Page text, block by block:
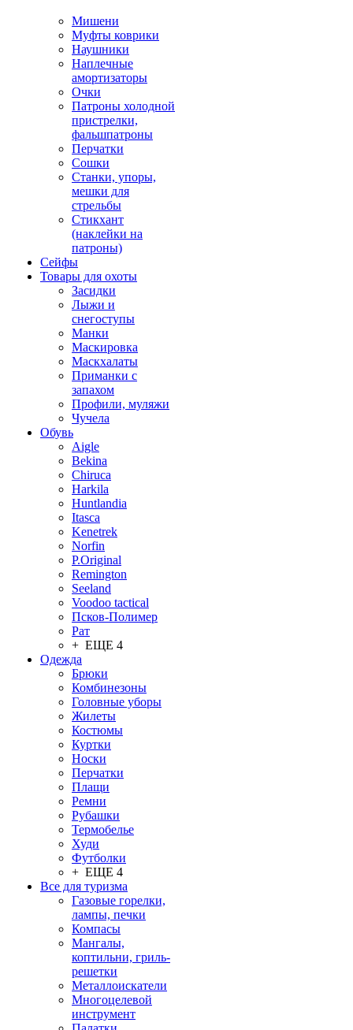
Мишени
Муфты коврики
Наушники
Наплечные
амортизаторы
Очки
Патроны холодной
пристрелки,
фальшпатроны
Перчатки
Сошки
Станки, упоры,
мешки для
стрельбы
Стикхант
(наклейки на
патроны)
Сейфы
Товары для охоты
Засидки
Лыжи и
снегоступы
Манки
Маскировка
Маскхалаты
Приманки с
запахом
Профили, муляжи
Чучела
Обувь
Aigle
Bekina
Chiruсa
Harkila
Huntlandia
Itasca
Kenetrek
Norfin
P.Original
Remington
Seeland
Voodoo tactical
Псков-Полимер
Рат
+ ЕЩЕ 4
Одежда
Брюки
Комбинезоны
Головные уборы
Жилеты
Костюмы
Куртки
Носки
Перчатки
Плащи
Ремни
Рубашки
Термобелье
Худи
Футболки
+ ЕЩЕ 4
Все для туризма
Газовые горелки,
лампы, печки
Компасы
Мангалы,
коптильни, гриль-
решетки
Металлоискатели
Многоцелевой
инструмент